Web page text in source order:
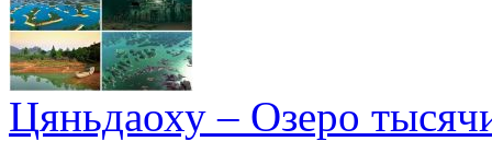
Цяньдаоху – Озеро